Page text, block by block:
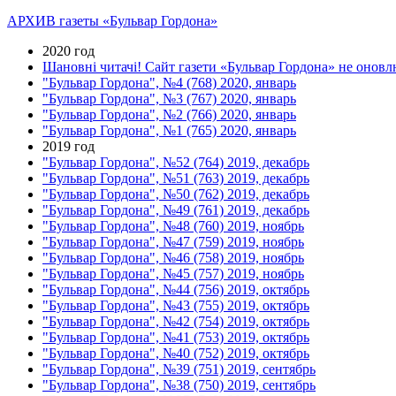
АРХИВ газеты «Бульвар Гордона»
2020 год
Шановні читачі! Сайт газети «Бульвар Гордона» не
"Бульвар Гордона", №4 (768) 2020, январь
"Бульвар Гордона", №3 (767) 2020, январь
"Бульвар Гордона", №2 (766) 2020, январь
"Бульвар Гордона", №1 (765) 2020, январь
2019 год
"Бульвар Гордона", №52 (764) 2019, декабрь
"Бульвар Гордона", №51 (763) 2019, декабрь
"Бульвар Гордона", №50 (762) 2019, декабрь
"Бульвар Гордона", №49 (761) 2019, декабрь
"Бульвар Гордона", №48 (760) 2019, ноябрь
"Бульвар Гордона", №47 (759) 2019, ноябрь
"Бульвар Гордона", №46 (758) 2019, ноябрь
"Бульвар Гордона", №45 (757) 2019, ноябрь
"Бульвар Гордона", №44 (756) 2019, октябрь
"Бульвар Гордона", №43 (755) 2019, октябрь
"Бульвар Гордона", №42 (754) 2019, октябрь
"Бульвар Гордона", №41 (753) 2019, октябрь
"Бульвар Гордона", №40 (752) 2019, октябрь
"Бульвар Гордона", №39 (751) 2019, сентябрь
"Бульвар Гордона", №38 (750) 2019, сентябрь